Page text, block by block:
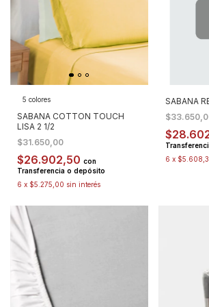
5 colores
SABANA COTTON TOUCH
LISA 2 1/2
$31.650,00
$26.902,50 con
Transferencia o depósito
6 x $5.275,00 sin interés
SABANA
6 x